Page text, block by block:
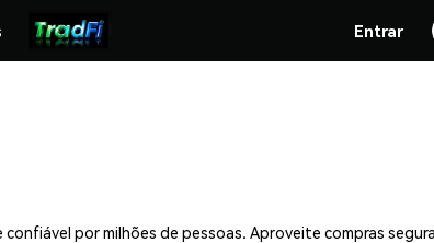
Entrar
por milhões de pessoas. Aproveite compras